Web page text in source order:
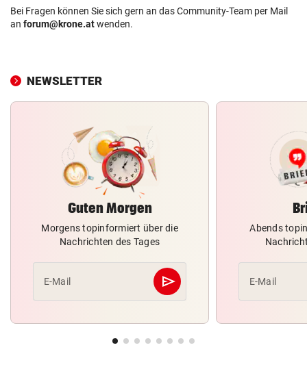
Bei Fragen können Sie sich gern an das Community-Team per Mail
an forum@krone.atwenden.
NEWSLETTER
Guten Morgen
Morgens topinformiert über die
Nachrichten des Tages
E-Mail send
Abschicken
Abends
E-Mail